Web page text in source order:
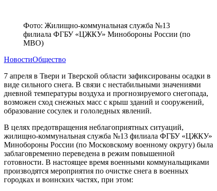
Фото: Жилищно-коммунальная служба №13
филиала ФГБУ «ЦЖКУ» Минобороны России (по
МВО)
НовостиОбщество
7 апреля в Твери и Тверской области зафиксированы осадки в
виде сильного снега. В связи с нестабильными значениями
дневной температуры воздуха и прогнозируемого снегопада,
возможен сход снежных масс с крыш зданий и сооружений,
образование сосулек и гололедных явлений.
В целях предотвращения неблагоприятных ситуаций,
жилищно-коммунальная служба №13 филиала ФГБУ «ЦЖКУ»
Минобороны России (по Московскому военному округу) была
заблаговременно переведена в режим повышенной
готовности. В настоящее время военными коммунальщиками
производятся мероприятия по очистке снега в военных
городках и воинских частях, при этом: